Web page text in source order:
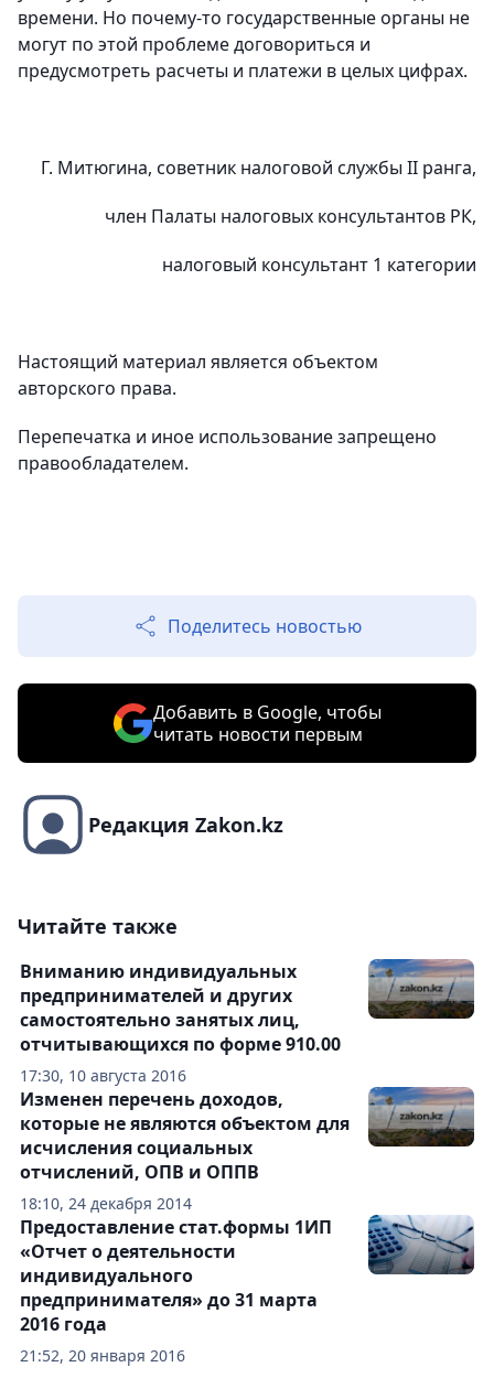
времени. Но почему-то государственные органы не
могут по этой проблеме договориться и
предусмотреть расчеты и платежи в целых цифрах.
Г. Митюгина, советник налоговой службы II ранга,
член Палаты налоговых консультантов РК,
налоговый консультант 1 категории
Настоящий материал является объектом
авторского права.
Перепечатка и иное использование запрещено
правообладателем.
Поделитесь новостью
Добавить в Google, чтобы
читать новости первым
Редакция Zakon.kz
Читайте также
17:30, 10 августа 2016
Вниманию индивидуальных
предпринимателей и других
самостоятельно занятых лиц,
отчитывающихся по форме 910.00
18:10, 24 декабря 2014
Изменен перечень доходов,
которые не являются объектом для
исчисления социальных
отчислений, ОПВ и ОППВ
21:52, 20 января 2016
Предоставление стат.формы 1ИП
«Отчет о деятельности
индивидуального
предпринимателя» до 31 марта
2016 года